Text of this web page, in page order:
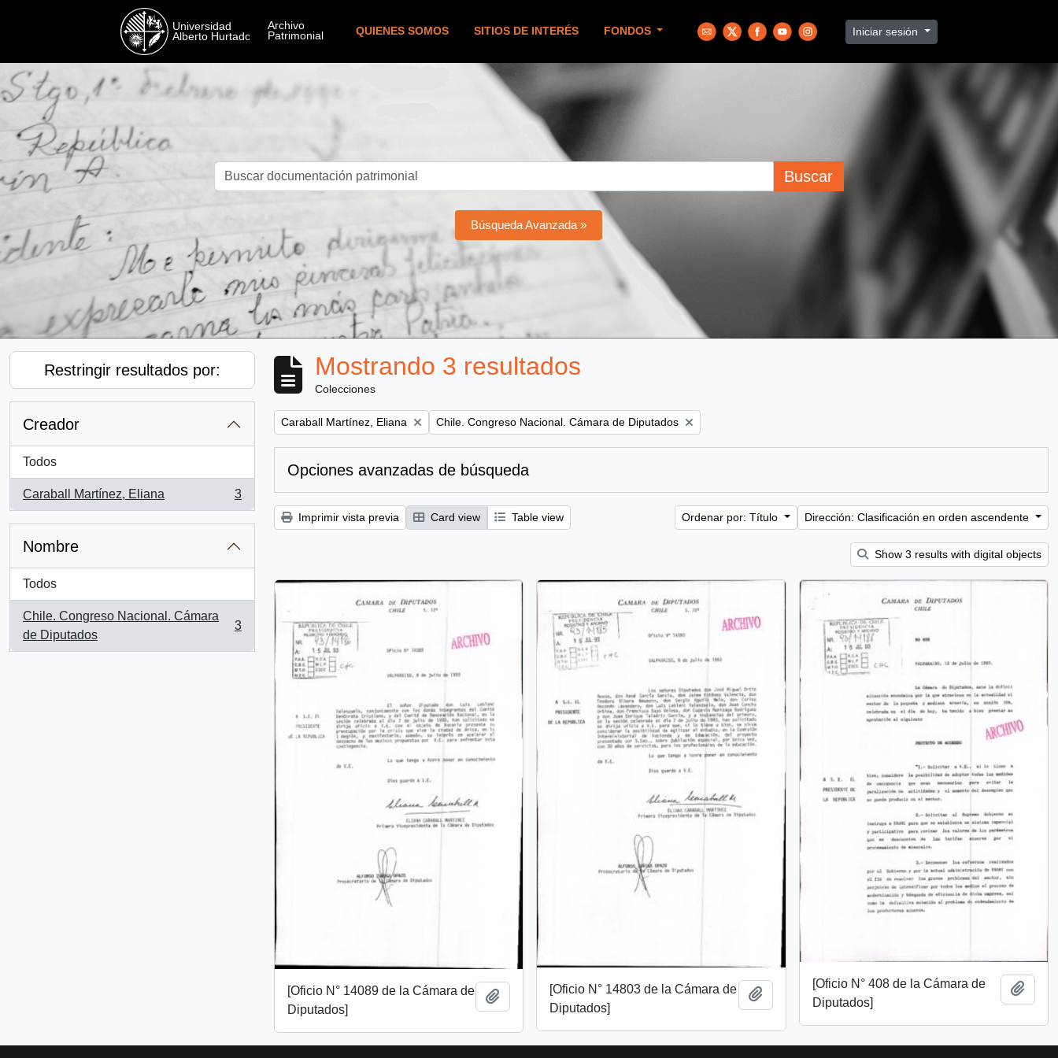
QUIENES SOMOS SITIOS DE INTERÉS FONDOS Iniciar sesión
Buscar
Búsqueda Avanzada »
Restringir resultados por:
Creador
Todos
Caraball Martínez, Eliana
, 3 resultados
3
Nombre
Todos
Chile. Congreso Nacional. Cámara
de Diputados
, 3 resultados
3
Mostrando 3 resultados
Colecciones
Remove filter:
Caraball Martínez, Eliana Remove filter:
Chile. Congreso Nacional. Cámara de Diputados
Opciones avanzadas de búsqueda
Imprimir vista previa Card view Table view Ordenar por: Título Dirección: Clasificación en orden ascendente
Show 3 results with digital objects
[Oficio N° 14089 de la Cámara de
Diputados]
Añadir al portapapeles
[Oficio N° 14803 de la Cámara de
Diputados]
Añadir al portapapeles
[Oficio N° 408 de la Cámara de
Diputados]